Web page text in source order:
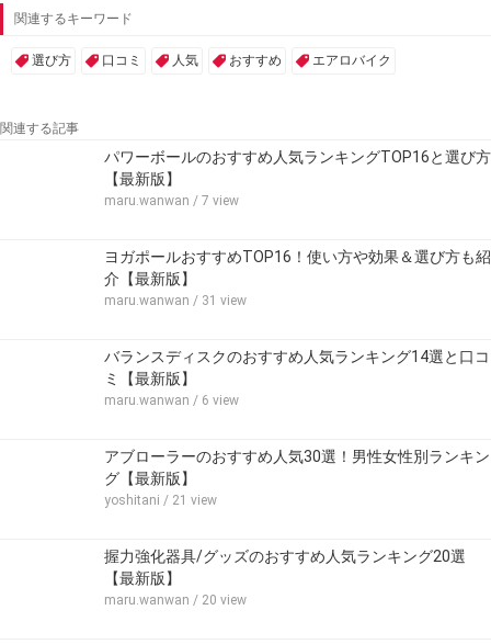
関連するキーワード
選び方 口コミ 人気 おすすめ エアロバイク
関連する記事
パワーボールのおすすめ人気ランキングTOP16と選び方
【最新版】
maru.wanwan / 7 view
ヨガポールおすすめTOP16！使い方や効果＆選び方も紹
介【最新版】
maru.wanwan / 31 view
バランスディスクのおすすめ人気ランキング14選と口コ
ミ【最新版】
maru.wanwan / 6 view
アブローラーのおすすめ人気30選！男性女性別ランキン
グ【最新版】
yoshitani / 21 view
握力強化器具/グッズのおすすめ人気ランキング20選
【最新版】
maru.wanwan / 20 view